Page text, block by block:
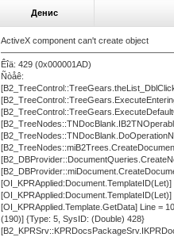
Денис
ActiveX component can't create object
Êîä: 429 (0x000001AD)
Ñòåê:
[OI_KPRApplied:Document.TemplateID(Let)]
[OI_KPRApplied:Document.TemplateID(Let)]
[OI_KPRApplied.Template.GetData] Line =
(190)] {Type: 5, SysID: (Double) 428}